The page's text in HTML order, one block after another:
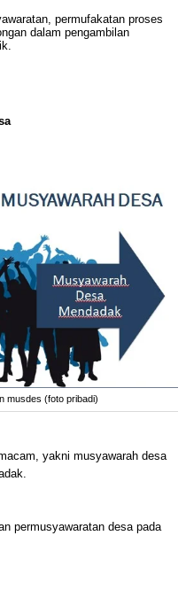
permufakatan proses
dalam pengambilan
musdes (foto pribadi)
yakni musyawarah desa
permusyawaratan desa pada